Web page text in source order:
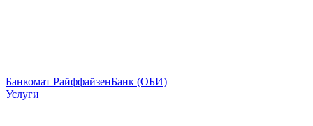
Банкомат РайффайзенБанк (ОБИ)
Услуги